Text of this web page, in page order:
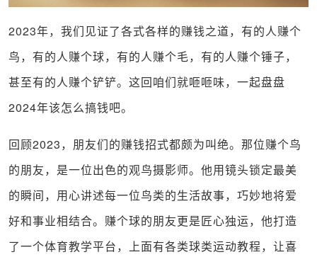
2023年，我们见证了各式各样的赚钱之道，有的人赚个
鸟，有的人赚个球，有的人赚个毛，有的人赚个锤子，
甚至有的人赚个铲铲。这回咱们就咂咂味，一起盘盘
2024年该怎么搞钱吧。
回顾2023，朋友们的赚钱招式都颇为叫绝。那位赚个鸟
的朋友，是一位出色的观鸟摄影师。他用镜头锁定最美
的瞬间，用心讲述每一位鸟类的生活故事，巧妙地将爱
好和事业相结合。赚个球的朋友更是匠心独运，他打造
了一个体育教学平台，上面有各类球类运动教程，让喜